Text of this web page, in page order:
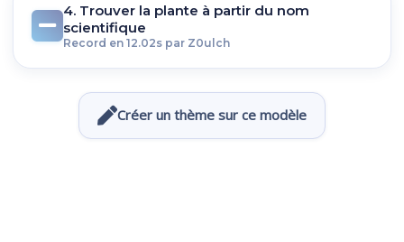
4. Trouver la plante à partir du nom
scientifique
Record en 12.02s par Z0ulch
Créer un thème sur ce modèle